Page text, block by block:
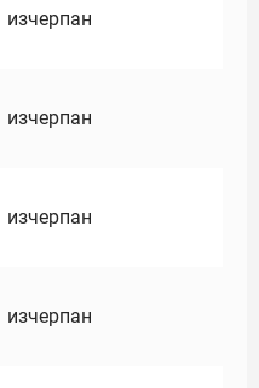
изчерпан
изчерпан
изчерпан
изчерпан